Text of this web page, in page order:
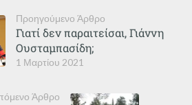
Προηγούμενο Άρθρο
1 Μαρτίου 2021
Γιατί δεν παραιτείσαι, Γιάννη
Ουσταμπασίδη;
Άρθρο